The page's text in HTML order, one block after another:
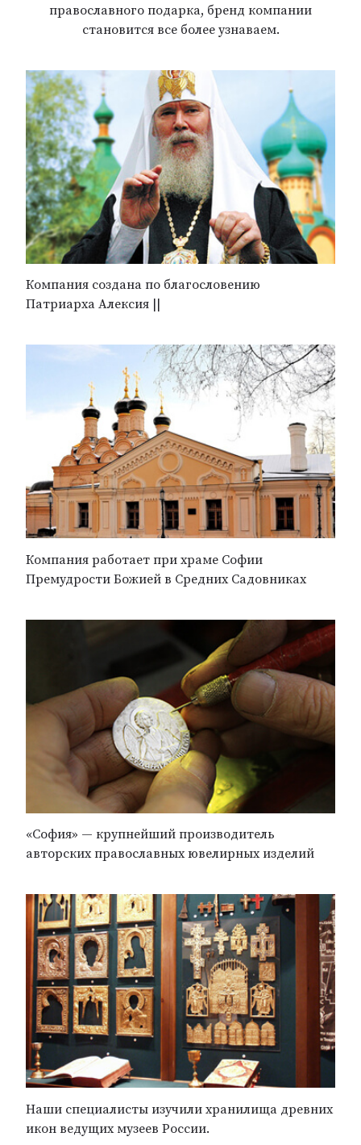
православного подарка, бренд компании
становится все более узнаваем.
Компания создана по благословению
Патриарха Алексия ||
Компания работает при храме Софии
Премудрости Божией в Средних Садовниках
«София» — крупнейший производитель
авторских православных ювелирных изделий
Наши специалисты изучили хранилища древних
икон ведущих музеев России.